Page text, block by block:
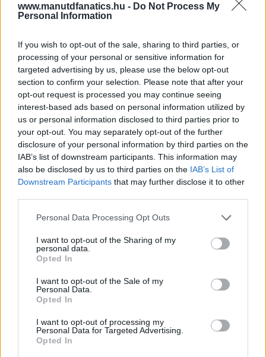
www.manutdfanatics.hu - Do Not Process My
Personal Information
If you wish to opt-out of the sale, sharing to third parties, or
processing of your personal or sensitive information for
targeted advertising by us, please use the below opt-out
section to confirm your selection. Please note that after your
opt-out request is processed you may continue seeing
interest-based ads based on personal information utilized by
us or personal information disclosed to third parties prior to
your opt-out. You may separately opt-out of the further
disclosure of your personal information by third parties on the
IAB’s list of downstream participants. This information may
also be disclosed by us to third parties on the IAB’s List of
Downstream Participants that may further disclose it to other
Please note that this website/app uses one or more Google
not limited to your visit or usage behaviour. You may click to
grant or deny consent to Google and its third-party tags to
use your data for below specified purposes in below Google
consent section.
Personal Data Processing Opt Outs
I want to opt-out of the Sharing of my
personal data.
Opted In
I want to opt-out of the Sale of my
Personal Data.
Opted In
I want to opt-out of processing my
Personal Data for Targeted Advertising.
Opted In
Meccs Center
Paris Saint-Germain
Manchester United